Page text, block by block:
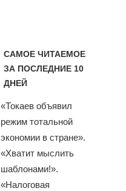
САМОЕ ЧИТАЕМОЕ
ЗА ПОСЛЕДНИЕ 10
ДНЕЙ
«Токаев объявил
режим тотальной
экономии в стране».
«Хватит мыслить
шаблонами!».
«Налоговая